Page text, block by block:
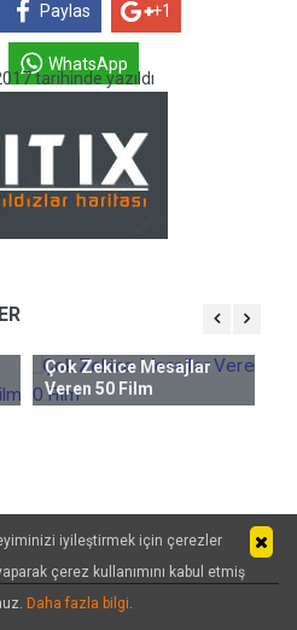
Paylas +1
WhatsApp
tarihinde yazıldı
Çok Zekice Mesajlar
Veren 50 Film
iyileştirmek için çerezler
çerez kullanımını kabul etmiş
Daha fazla bilgi.